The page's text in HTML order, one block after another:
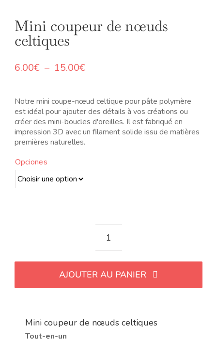
Mini coupeur de nœuds
celtiques
6.00€ – 15.00€Plage
6.00€
à
15.00€
Notre mini coupe-nœud celtique pour pâte polymère
est idéal pour ajouter des détails à vos créations ou
créer des mini-boucles d'oreilles. Il est fabriqué en
impression 3D avec un filament solide issu de matières
premières naturelles.
Opciones
quantité
cortador
nudo
celta
AJOUTER AU PANIER
Mini coupeur de nœuds celtiques
Tout-en-un